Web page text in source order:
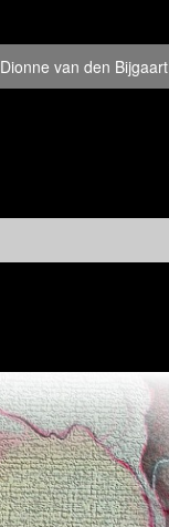
Dionne van den Bijgaart